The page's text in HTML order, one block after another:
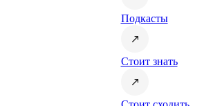
Подкасты
Стоит знать